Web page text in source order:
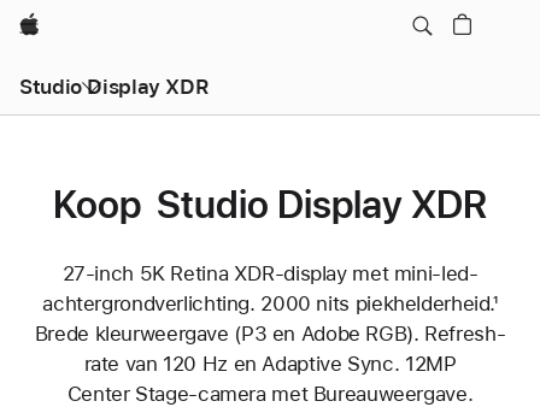
Apple
Studio Display XDR
Koop Studio Display XDR
27‑inch 5K Retina XDR-display met mini‑led-
achtergrond­verlichting. 2000 nits piekhelderheid.¹
Brede kleurweergave (P3 en Adobe RGB). Refresh-
rate van 120 Hz en Adaptive Sync. 12MP
Center Stage-camera met Bureauweergave.